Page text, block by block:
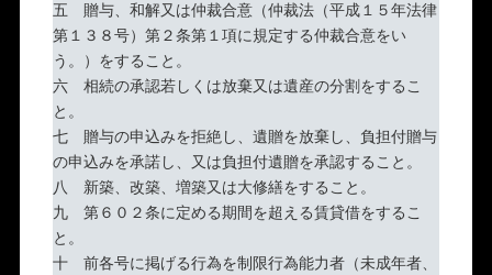
五 贈与、和解又は仲裁合意（仲裁法（平成１５年法律
第１３８号）第２条第１項に規定する仲裁合意をい
う。）をすること。
六 相続の承認若しくは放棄又は遺産の分割をするこ
と。
七 贈与の申込みを拒絶し、遺贈を放棄し、負担付贈与
の申込みを承諾し、又は負担付遺贈を承認すること。
八 新築、改築、増築又は大修繕をすること。
九 第６０２条に定める期間を超える賃貸借をするこ
と。
十 前各号に掲げる行為を制限行為能力者（未成年者、